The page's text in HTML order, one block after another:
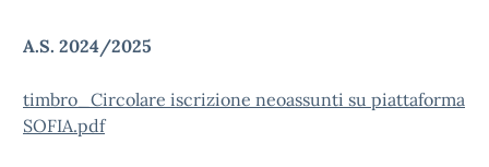
A.S. 2024/2025
timbro_Circolare iscrizione neoassunti su piattaforma
SOFIA.pdf